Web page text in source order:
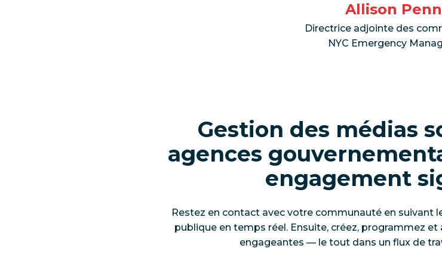
Allison
Directrice adjointe des
NYC Emergency
Gestion des médias
agences
engagement
Restez en contact avec votre communauté en suivant
publique en temps réel. Ensuite, créez, programmez
engageantes — le tout dans un flux de